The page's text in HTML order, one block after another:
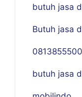
butuh jasa
Butuh jasa
butuh jasa